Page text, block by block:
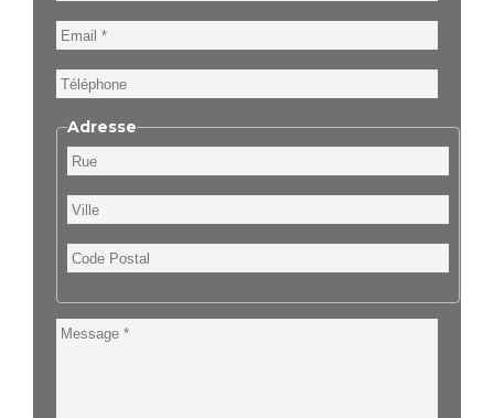
Email
Téléphone
Adresse
Rue
Ville
Code
Postal
Message